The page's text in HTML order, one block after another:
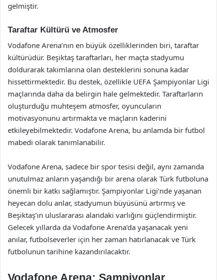
gelmiştir.
Taraftar Kültürü ve Atmosfer
Vodafone Arena’nın en büyük özelliklerinden biri, taraftar
kültürüdür. Beşiktaş taraftarları, her maçta stadyumu
doldurarak takımlarına olan desteklerini sonuna kadar
hissettirmektedir. Bu destek, özellikle UEFA Şampiyonlar Ligi
maçlarında daha da belirgin hale gelmektedir. Taraftarların
oluşturduğu muhteşem atmosfer, oyuncuların
motivasyonunu artırmakta ve maçların kaderini
etkileyebilmektedir. Vodafone Arena, bu anlamda bir futbol
mabedi olarak tanımlanabilir.
Vodafone Arena, sadece bir spor tesisi değil, aynı zamanda
unutulmaz anların yaşandığı bir arena olarak Türk futboluna
önemli bir katkı sağlamıştır. Şampiyonlar Ligi’nde yaşanan
heyecan dolu anlar, stadyumun büyüsünü artırmış ve
Beşiktaş’ın uluslararası alandaki varlığını güçlendirmiştir.
Gelecek yıllarda da Vodafone Arena’da yaşanacak yeni
anılar, futbolseverler için her zaman hatırlanacak ve Türk
futbolunun tarihine kazandırılacaktır.